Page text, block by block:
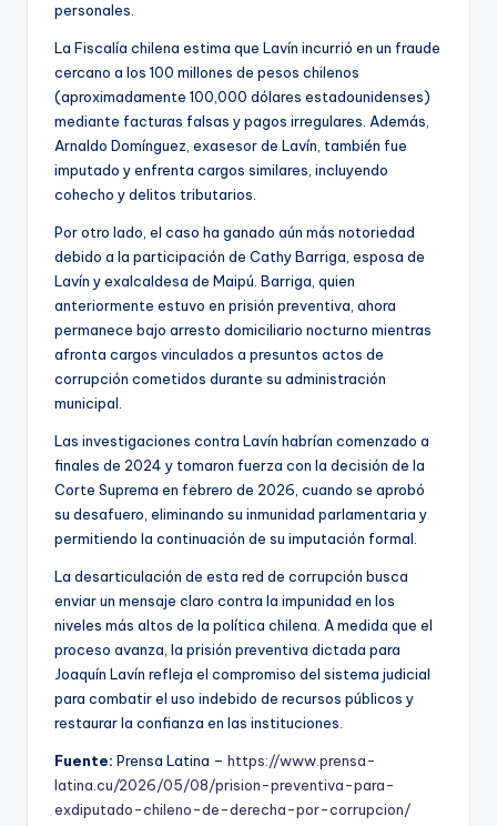
personales.
La Fiscalía chilena estima que Lavín incurrió en un fraude
cercano a los 100 millones de pesos chilenos
(aproximadamente 100,000 dólares estadounidenses)
mediante facturas falsas y pagos irregulares. Además,
Arnaldo Domínguez, exasesor de Lavín, también fue
imputado y enfrenta cargos similares, incluyendo
cohecho y delitos tributarios.
Por otro lado, el caso ha ganado aún más notoriedad
debido a la participación de Cathy Barriga, esposa de
Lavín y exalcaldesa de Maipú. Barriga, quien
anteriormente estuvo en prisión preventiva, ahora
permanece bajo arresto domiciliario nocturno mientras
afronta cargos vinculados a presuntos actos de
corrupción cometidos durante su administración
municipal.
Las investigaciones contra Lavín habrían comenzado a
finales de 2024 y tomaron fuerza con la decisión de la
Corte Suprema en febrero de 2026, cuando se aprobó
su desafuero, eliminando su inmunidad parlamentaria y
permitiendo la continuación de su imputación formal.
La desarticulación de esta red de corrupción busca
enviar un mensaje claro contra la impunidad en los
niveles más altos de la política chilena. A medida que el
proceso avanza, la prisión preventiva dictada para
Joaquín Lavín refleja el compromiso del sistema judicial
para combatir el uso indebido de recursos públicos y
restaurar la confianza en las instituciones.
Fuente: Prensa Latina – https://www.prensa-
latina.cu/2026/05/08/prision-preventiva-para-
exdiputado-chileno-de-derecha-por-corrupcion/